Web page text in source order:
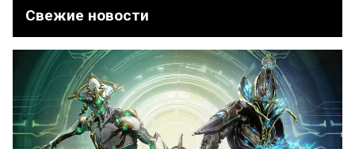
Свежие новости